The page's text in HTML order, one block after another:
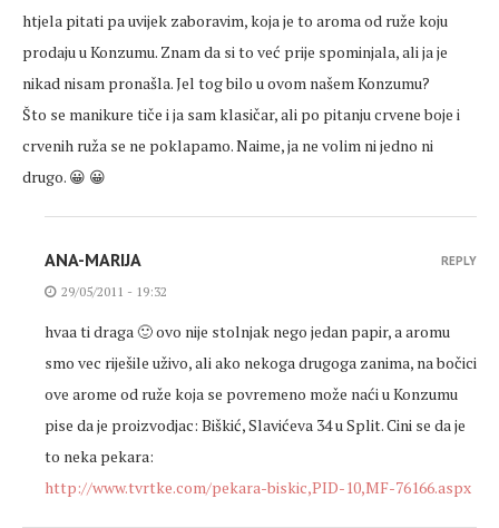
htjela pitati pa uvijek zaboravim, koja je to aroma od ruže koju
prodaju u Konzumu. Znam da si to već prije spominjala, ali ja je
nikad nisam pronašla. Jel tog bilo u ovom našem Konzumu?
Što se manikure tiče i ja sam klasičar, ali po pitanju crvene boje i
crvenih ruža se ne poklapamo. Naime, ja ne volim ni jedno ni
drugo. 😀 😀
ANA-MARIJA
29/05/2011 - 19:32
hvaa ti draga 🙂 ovo nije stolnjak nego jedan papir, a aromu
smo vec riješile uživo, ali ako nekoga drugoga zanima, na bočici
ove arome od ruže koja se povremeno može naći u Konzumu
pise da je proizvodjac: Biškić, Slavićeva 34 u Split. Cini se da je
to neka pekara:
http://www.tvrtke.com/pekara-biskic,PID-10,MF-76166.aspx
REPLY